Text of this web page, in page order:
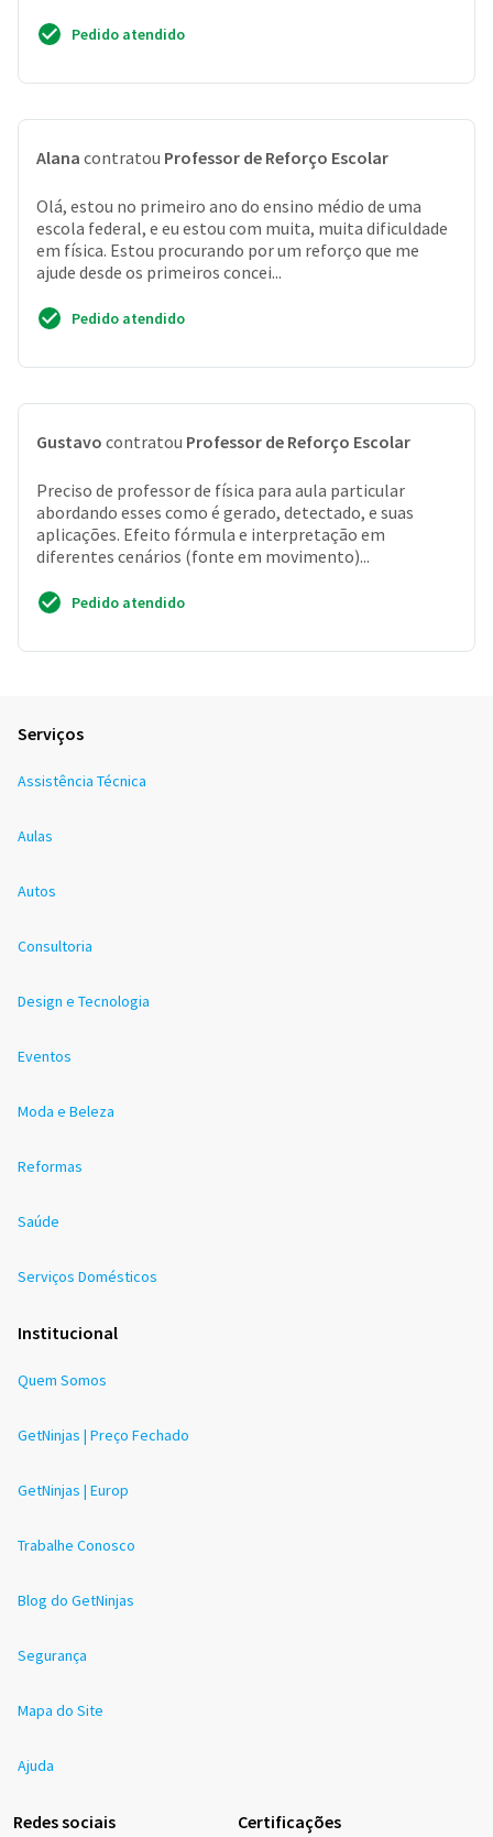
Pedido atendido
Alana contratou Professor de Reforço Escolar
Olá, estou no primeiro ano do ensino médio de uma
escola federal, e eu estou com muita, muita dificuldade
em física. Estou procurando por um reforço que me
ajude desde os primeiros concei...
Pedido atendido
Gustavo contratou Professor de Reforço Escolar
Preciso de professor de física para aula particular
abordando esses como é gerado, detectado, e suas
aplicações. Efeito fórmula e interpretação em
diferentes cenários (fonte em movimento)...
Pedido atendido
Serviços
Assistência Técnica
Aulas
Autos
Consultoria
Design e Tecnologia
Eventos
Moda e Beleza
Reformas
Saúde
Serviços Domésticos
Institucional
Quem Somos
GetNinjas | Preço Fechado
GetNinjas | Europ
Trabalhe Conosco
Blog do GetNinjas
Segurança
Mapa do Site
Ajuda
Redes sociais Certificações